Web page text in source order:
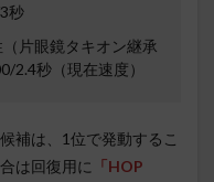
秒
片眼鏡タキオン継承
2.4秒（現在速度）
補は、1位で発動するこ
は回復用に 「HOP